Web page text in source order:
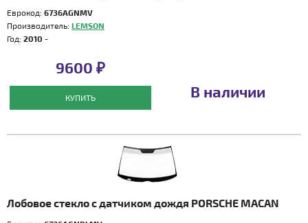
Еврокод: 6736AGNMV
Производитель: LEMSON
Год: 2010 -
9600 ₽
КУПИТЬ В наличии
Лобовое стекло с датчиком дождя PORSCHE MACAN